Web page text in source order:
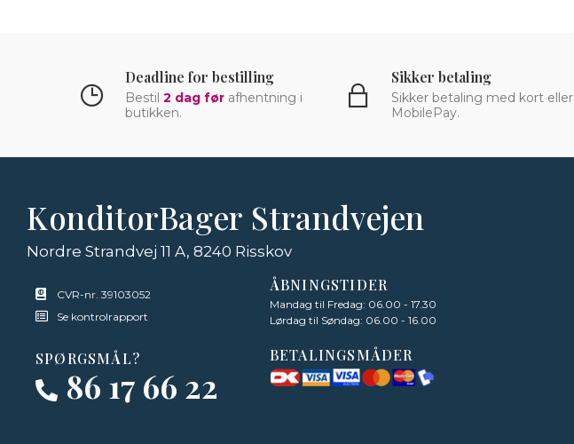
Deadline for bestilling
Bestil 2 dag før afhentning i
butikken.
Sikker betaling
Sikker betaling med kort eller
MobilePay.
KonditorBager Strandvejen
Nordre Strandvej 11 A, 8240 Risskov
CVR-nr. 39103052
Se kontrolrapport
SPØRGSMÅL?
86 17 66 22
ÅBNINGSTIDER
Mandag til Fredag: 06.00 - 17.30
Lørdag til Søndag: 06.00 - 16.00
BETALINGSMÅDER